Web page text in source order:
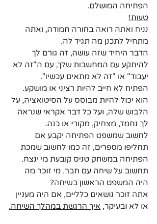
הפתיחה המושלם.
טעות!
נניח ואתה רואה בחורה חמודה, ואתה
מתחיל לתכנן מה תגיד לה.
הדבר היחיד שזה עושה, זה גורם לך
להיתקע עם המחשבות שלך, עם ה"זה לא
יעבוד" או "זה לא מתאים עכשיו".
הפתיח לא חייב להיות רציני או מושקע.
הוא יכול להיות מבוסס על הסיטואציה, על
הלבוש שלה, ועל כל דבר אקראי שנראה
לך נחמד, מצחיק, מקורי או כנה.
לחשוב שמשפט הפתיחה יקבע אם
תחליפו מספרים, זה כמו לחשוב שמכת
הפתיחה במשחק טניס קובעת מי ינצח.
תחשוב על שיחה עם חבר. מי זוכר מה
היה המשפט הראשון בשיחה?
אתה זוכר נושאים כלליים, אם היה מעניין
או לא ובעיקר, איך הרגשת במהלך השיחה.